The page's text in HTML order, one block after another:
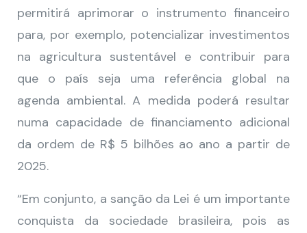
permitirá aprimorar o instrumento financeiro
para, por exemplo, potencializar investimentos
na agricultura sustentável e contribuir para
que o país seja uma referência global na
agenda ambiental. A medida poderá resultar
numa capacidade de financiamento adicional
da ordem de R$ 5 bilhões ao ano a partir de
2025.
“Em conjunto, a sanção da Lei é um importante
conquista da sociedade brasileira, pois as